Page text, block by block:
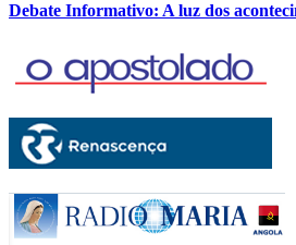
Debate Informativo: A luz dos